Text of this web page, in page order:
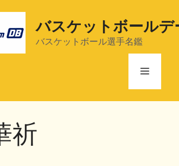
バスケットボールデ
バスケットボール選手名鑑
メ
祈